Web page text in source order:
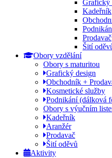
Grafický
Kadeřník
Prodavač
Šití
Obory vzdělání
Obory s maturitou
Grafický design
Obchodník +
Kosmetické služby
Podnikání (dálková
Obory s výučním
Kadeřník
Aranžér
Prodavač
Šití oděvů
Aktivity